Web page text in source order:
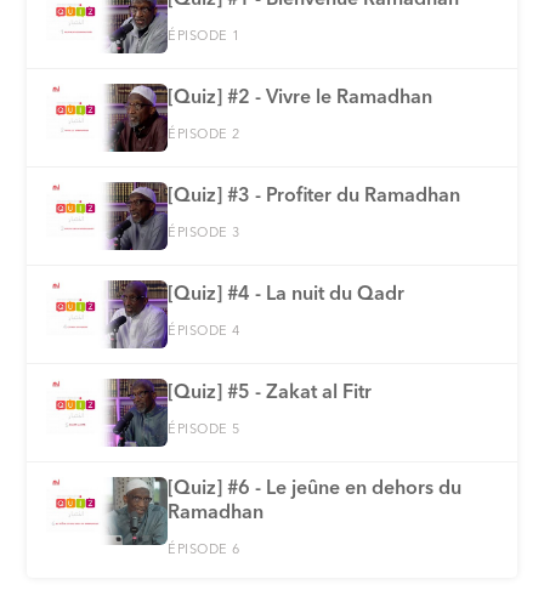
ÉPISODE 1
[Quiz] #2 - Vivre le Ramadhan
ÉPISODE 2
[Quiz] #3 - Profiter du Ramadhan
ÉPISODE 3
[Quiz] #4 - La nuit du Qadr
ÉPISODE 4
[Quiz] #5 - Zakat al Fitr
ÉPISODE 5
[Quiz] #6 - Le jeûne en dehors du
Ramadhan
ÉPISODE 6